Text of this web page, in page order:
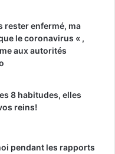
rester enfermé, ma
le coronavirus « ,
aux autorités
8 habitudes, elles
reins!
pendant les rapports